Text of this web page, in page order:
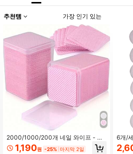
추천템 가장 인기 있는
2000/1000/200개 네일 와이프 - 전
문가용 보푸라기 없는 네일 폴리쉬 리
무버 패드, UV 젤 클렌징 티슈, 무향 매
1,190원 -25% 마지막 2일
6개/
파우
한,